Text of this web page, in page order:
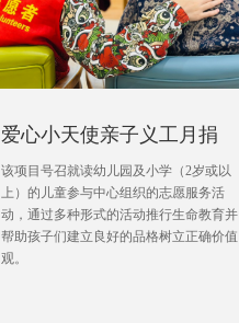
爱心小天使亲子义工月捐
该项目号召就读幼儿园及小学（2岁或以
上）的儿童参与中心组织的志愿服务活
动，通过多种形式的活动推行生命教育并
帮助孩子们建立良好的品格树立正确价值
观。